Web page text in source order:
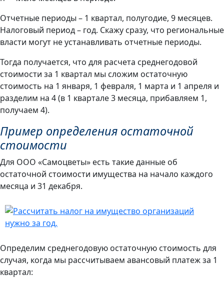
Отчетные периоды – 1 квартал, полугодие, 9 месяцев.
Налоговый период – год. Скажу сразу, что региональные
власти могут не устанавливать отчетные периоды.
Тогда получается, что для расчета среднегодовой
стоимости за 1 квартал мы сложим остаточную
стоимость на 1 января, 1 февраля, 1 марта и 1 апреля и
разделим на 4 (в 1 квартале 3 месяца, прибавляем 1,
получаем 4).
Пример определения остаточной
стоимости
Для ООО «Самоцветы» есть такие данные об
остаточной стоимости имущества на начало каждого
месяца и 31 декабря.
Определим среднегодовую остаточную стоимость для
случая, когда мы рассчитываем авансовый платеж за 1
квартал: